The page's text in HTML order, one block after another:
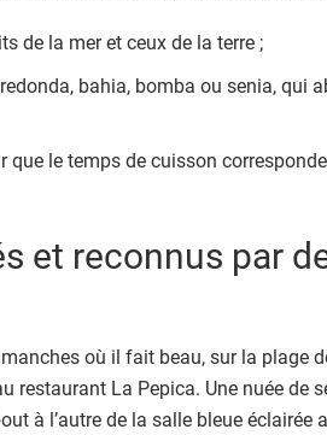
de la mer et ceux de la terre ;
bahia, bomba ou senia, qui
que le temps de cuisson
et reconnus par
où il fait beau, sur la plage
restaurant La Pepica. Une nuée de
à l’autre de la salle bleue éclairée